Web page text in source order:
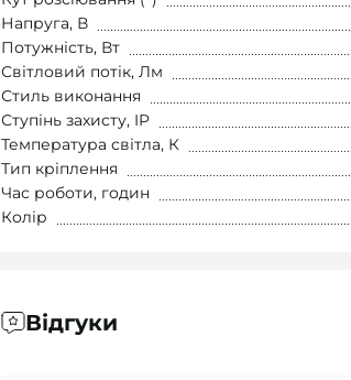
Напруга, В
Потужність, Вт
Світловий потік, Лм
Стиль виконання
Ступінь захисту, IP
Температура світла, К
Тип кріплення
Час роботи, годин
Колір
Відгуки